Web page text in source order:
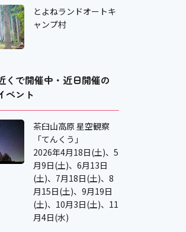
とよねランドオートキ
ャンプ村
くで開催中・近日開催の
ベント
茶臼山高原 星空観察
「てんくう」
2026年4月18日(土)、5
月9日(土)、6月13日
(土)、7月18日(土)、8
月15日(土)、9月19日
(土)、10月3日(土)、11
月4日(水)